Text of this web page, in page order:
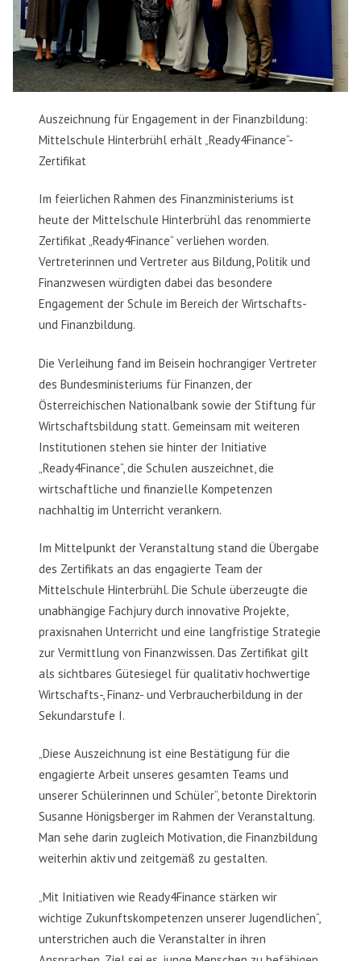
Auszeichnung für Engagement in der Finanzbildung:
Mittelschule Hinterbrühl erhält „Ready4Finance“-
Zertifikat
Im feierlichen Rahmen des Finanzministeriums ist
heute der Mittelschule Hinterbrühl das renommierte
Zertifikat „Ready4Finance“ verliehen worden.
Vertreterinnen und Vertreter aus Bildung, Politik und
Finanzwesen würdigten dabei das besondere
Engagement der Schule im Bereich der Wirtschafts-
und Finanzbildung.
Die Verleihung fand im Beisein hochrangiger Vertreter
des Bundesministeriums für Finanzen, der
Österreichischen Nationalbank sowie der Stiftung für
Wirtschaftsbildung statt. Gemeinsam mit weiteren
Institutionen stehen sie hinter der Initiative
„Ready4Finance“, die Schulen auszeichnet, die
wirtschaftliche und finanzielle Kompetenzen
nachhaltig im Unterricht verankern.
Im Mittelpunkt der Veranstaltung stand die Übergabe
des Zertifikats an das engagierte Team der
Mittelschule Hinterbrühl. Die Schule überzeugte die
unabhängige Fachjury durch innovative Projekte,
praxisnahen Unterricht und eine langfristige Strategie
zur Vermittlung von Finanzwissen. Das Zertifikat gilt
als sichtbares Gütesiegel für qualitativ hochwertige
Wirtschafts-, Finanz- und Verbraucherbildung in der
Sekundarstufe I.
„Diese Auszeichnung ist eine Bestätigung für die
engagierte Arbeit unseres gesamten Teams und
unserer Schülerinnen und Schüler“, betonte Direktorin
Susanne Hönigsberger im Rahmen der Veranstaltung.
Man sehe darin zugleich Motivation, die Finanzbildung
weiterhin aktiv und zeitgemäß zu gestalten.
„Mit Initiativen wie Ready4Finance stärken wir
wichtige Zukunftskompetenzen unserer Jugendlichen“,
unterstrichen auch die Veranstalter in ihren